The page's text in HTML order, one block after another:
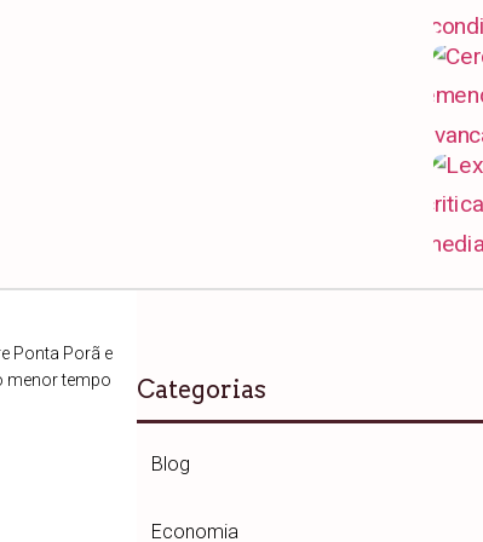
Ponta Porã e
menor tempo
Categorias
Blog
Economia